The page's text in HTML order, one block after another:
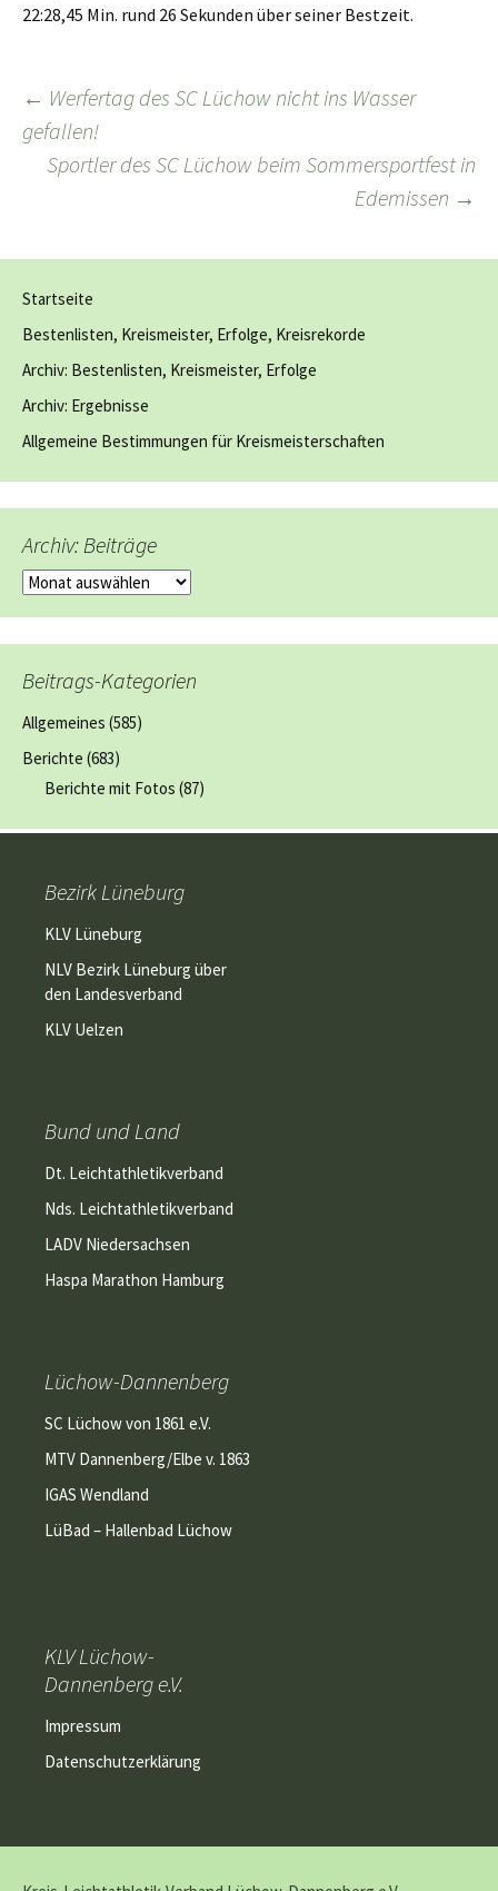
22:28,45 Min. rund 26 Sekunden über seiner Bestzeit.
Beitragsnavigation
← Werfertag des SC Lüchow nicht ins Wasser
gefallen!
Sportler des SC Lüchow beim Sommersportfest in
Edemissen →
Startseite
Bestenlisten, Kreismeister, Erfolge, Kreisrekorde
Archiv: Bestenlisten, Kreismeister, Erfolge
Archiv: Ergebnisse
Allgemeine Bestimmungen für Kreismeisterschaften
Archiv: Beiträge
Archiv:
Beitrags-Kategorien
Allgemeines (585)
Berichte (683)
Berichte mit Fotos (87)
Bezirk Lüneburg
KLV Lüneburg
NLV Bezirk Lüneburg über
den Landesverband
KLV Uelzen
Bund und Land
Dt. Leichtathletikverband
Nds. Leichtathletikverband
LADV Niedersachsen
Haspa Marathon Hamburg
Lüchow-Dannenberg
SC Lüchow von 1861 e.V.
MTV Dannenberg/Elbe v. 1863
IGAS Wendland
LüBad – Hallenbad Lüchow
KLV Lüchow-
Dannenberg e.V.
Impressum
Datenschutzerklärung